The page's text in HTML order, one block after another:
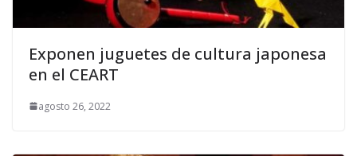
Exponen juguetes de cultura japonesa
en el CEART
agosto 26, 2022